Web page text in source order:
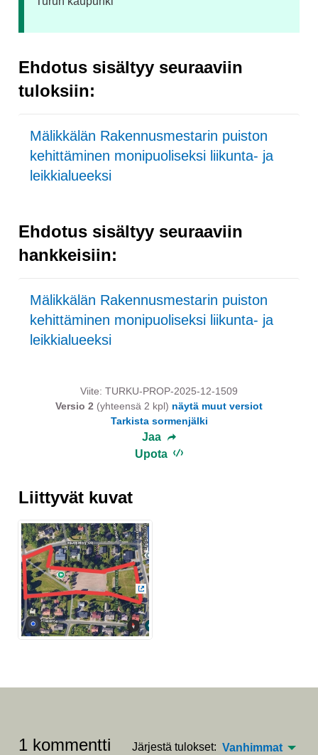
Ehdotus sisältyy seuraaviin
tuloksiin:
Mälikkälän Rakennusmestarin puiston
kehittäminen monipuoliseksi liikunta- ja
leikkialueeksi
Ehdotus sisältyy seuraaviin
hankkeisiin:
Mälikkälän Rakennusmestarin puiston
kehittäminen monipuoliseksi liikunta- ja
leikkialueeksi
Viite: TURKU-PROP-2025-12-1509
Versio 2 (yhteensä 2 kpl) näytä muut versiot
Tarkista sormenjälki
Jaa
Upota
Liittyvät kuvat
(Ulkoinen linkki)
1 kommentti Järjestä tulokset: Vanhimmat